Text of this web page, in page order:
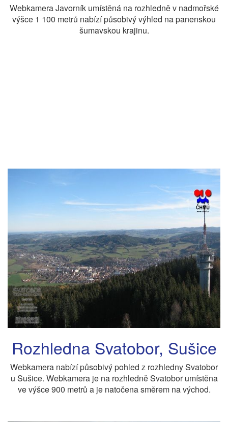
Webkamera Javorník umístěná na rozhledně v nadmořské
výšce 1 100 metrů nabízí působivý výhled na panenskou
šumavskou krajinu.
Rozhledna Svatobor, Sušice
Webkamera nabízí působivý pohled z rozhledny Svatobor
u Sušice. Webkamera je na rozhledně Svatobor umístěna
ve výšce 900 metrů a je natočena směrem na východ.